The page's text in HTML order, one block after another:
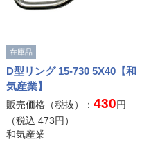
在庫品
D型リング 15-730 5X40【和
気産業】
販売価格（税抜）： 430円
（税込 473円）
和気産業